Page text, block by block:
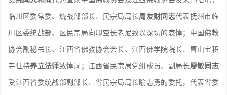
临川区委常委、统战部部长、民宗局局长周友财同志代表抚州市临
川区委统战部、区民宗局向印空长老尼致以深切的哀悼；中国佛教
协会副秘书长、江西省佛教协会会长、江西佛学院院长、曹山宝积
寺住持养立法师致悼词；江西省民宗局党组成员、副局长廖敏同志
受江西省委统战部副部长、省民宗局局长喻志勇的委托，代表省委